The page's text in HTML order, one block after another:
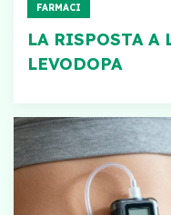
FARMACI
LA RISPOSTA A
LEVODOPA